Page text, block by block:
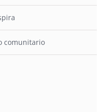
comunitario